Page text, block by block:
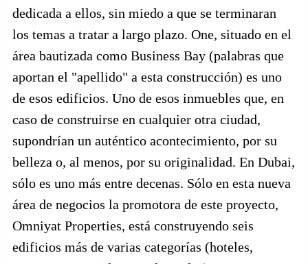
dedicada a ellos, sin miedo a que se terminaran
los temas a tratar a largo plazo. One, situado en el
área bautizada como Business Bay (palabras que
aportan el "apellido" a esta construcción) es uno
de esos edificios. Uno de esos inmuebles que, en
caso de construirse en cualquier otra ciudad,
supondrían un auténtico acontecimiento, por su
belleza o, al menos, por su originalidad. En Dubai,
sólo es uno más entre decenas. Sólo en esta nueva
área de negocios la promotora de este proyecto,
Omniyat Properties, está construyendo seis
edificios más de varias categorías (hoteles,